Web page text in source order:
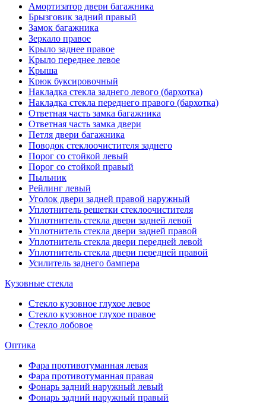
Амортизатор двери багажника
Брызговик задний правый
Замок багажника
Зеркало правое
Крыло заднее правое
Крыло переднее левое
Крыша
Крюк буксировочный
Накладка стекла заднего левого (бархотка)
Накладка стекла переднего правого (бархотка)
Ответная часть замка багажника
Ответная часть замка двери
Петля двери багажника
Поводок стеклоочистителя заднего
Порог со стойкой левый
Порог со стойкой правый
Пыльник
Рейлинг левый
Уголок двери задней правой наружный
Уплотнитель решетки стеклоочистителя
Уплотнитель стекла двери задней левой
Уплотнитель стекла двери задней правой
Уплотнитель стекла двери передней левой
Уплотнитель стекла двери передней правой
Усилитель заднего бампера
Кузовные стекла
Стекло кузовное глухое левое
Стекло кузовное глухое правое
Стекло лобовое
Оптика
Фара противотуманная левая
Фара противотуманная правая
Фонарь задний наружный левый
Фонарь задний наружный правый